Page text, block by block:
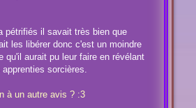
pétrifiés il savait très bien que
les libérer donc c'est un moindre
qu'il aurait pu leur faire en révélant
sorcières.
à un autre avis ? :3